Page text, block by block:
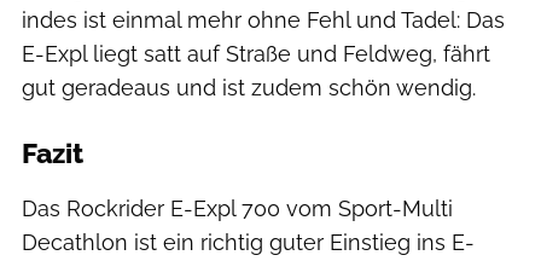
indes ist einmal mehr ohne Fehl und Tadel: Das
E-Expl liegt satt auf Straße und Feldweg, fährt
gut geradeaus und ist zudem schön wendig.
Fazit
Das Rockrider E-Expl 700 vom Sport-Multi
Decathlon ist ein richtig guter Einstieg ins E-